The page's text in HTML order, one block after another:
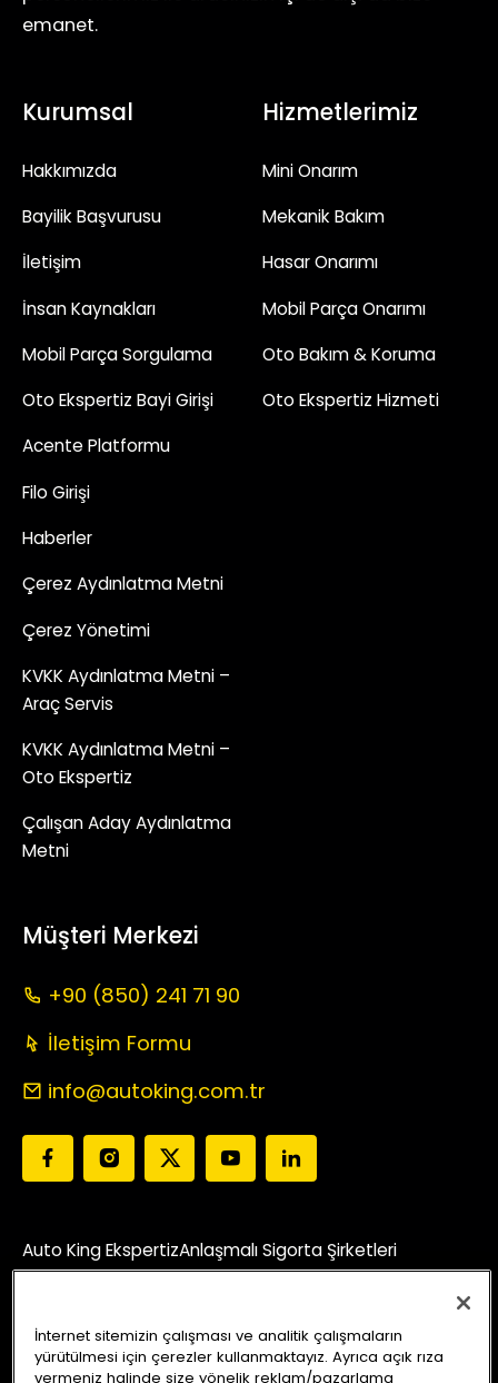
emanet.
Kurumsal
Hakkımızda
Bayilik Başvurusu
İletişim
İnsan Kaynakları
Mobil Parça Sorgulama
Oto Ekspertiz Bayi Girişi
Acente Platformu
Filo Girişi
Haberler
Çerez Aydınlatma Metni
Çerez Yönetimi
KVKK Aydınlatma Metni –
Araç Servis
KVKK Aydınlatma Metni –
Oto Ekspertiz
Çalışan Aday Aydınlatma
Metni
Hizmetlerimiz
Mini Onarım
Mekanik Bakım
Hasar Onarımı
Mobil Parça Onarımı
Oto Bakım & Koruma
Oto Ekspertiz Hizmeti
Müşteri Merkezi
+90 (850) 241 71 90
İletişim Formu
info@autoking.com.tr
Auto King EkspertizAnlaşmalı Sigorta Şirketleri
Araç SorguServis MerkezleriKampanyalarBlog
Bizi Arayın Yol Tarifi Alın
İnternet sitemizin çalışması ve analitik çalışmaların
yürütülmesi için çerezler kullanmaktayız. Ayrıca açık rıza
vermeniz halinde size yönelik reklam/pazarlama